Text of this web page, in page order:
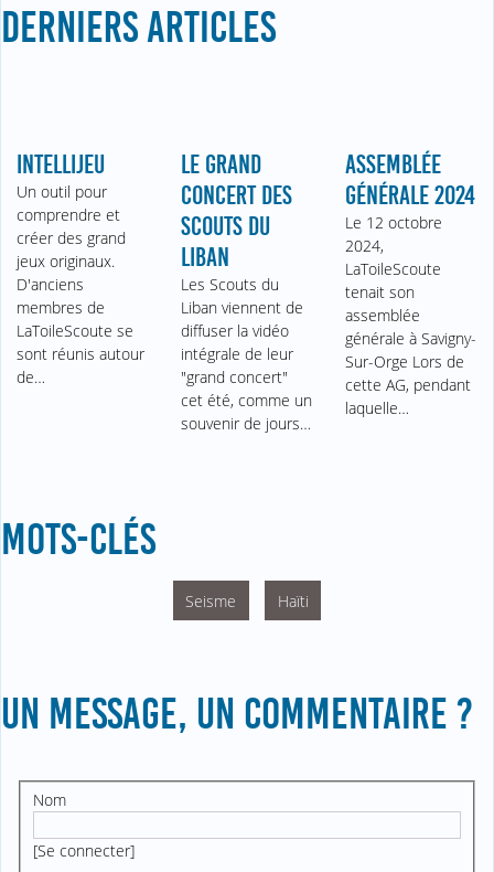
DERNIERS ARTICLES
INTELLIJEU
Un outil pour
comprendre et
créer des grand
jeux originaux.
D'anciens
membres de
LaToileScoute se
sont réunis autour
de…
LE GRAND
CONCERT DES
SCOUTS DU
LIBAN
Les Scouts du
Liban viennent de
diffuser la vidéo
intégrale de leur
"grand concert"
cet été, comme un
souvenir de jours…
ASSEMBLÉE
GÉNÉRALE 2024
Le 12 octobre
2024,
LaToileScoute
tenait son
assemblée
générale à Savigny-
Sur-Orge Lors de
cette AG, pendant
laquelle…
MOTS-CLÉS
Seisme Haïti
UN MESSAGE, UN COMMENTAIRE ?
Nom
[Se connecter]